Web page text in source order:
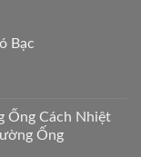
Bạc
Ống Cách Nhiệt
Ống